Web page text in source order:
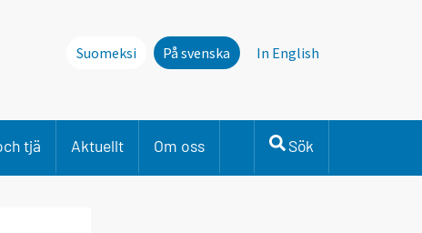
Suomeksi På svenska In English
tjä Aktuellt Om oss Sök